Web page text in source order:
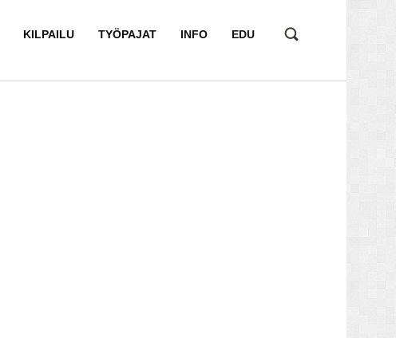
KILPAILU TYÖPAJAT INFO EDU